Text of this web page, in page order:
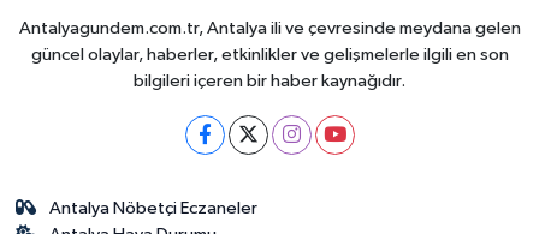
Antalyagundem.com.tr, Antalya ili ve çevresinde meydana gelen
güncel olaylar, haberler, etkinlikler ve gelişmelerle ilgili en son
bilgileri içeren bir haber kaynağıdır.
Antalya Nöbetçi Eczaneler